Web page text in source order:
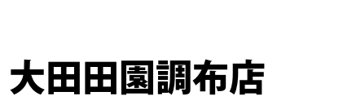
大田田園調布店